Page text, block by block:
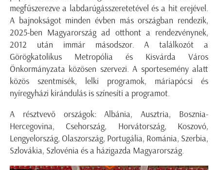
megfűszerezve a labdarúgásszeretetével és a hit erejével.
A bajnokságot minden évben más országban rendezik,
2025-ben Magyarország ad otthont a rendezvénynek,
2012 után immár másodszor. A találkozót a
Görögkatolikus Metropólia és Kisvárda Város
Önkormányzata közösen szervezi. A sportesemény alatt
közös szentmisék, lelki programok, máriapócsi és
nyíregyházi kirándulás is színesíti a programot.
A résztvevő országok: Albánia, Ausztria, Bosznia-
Hercegovina, Csehország, Horvátország, Koszovó,
Lengyelország, Olaszország, Portugália, Románia, Szerbia,
Szlovákia, Szlovénia és a házigazda Magyarország.